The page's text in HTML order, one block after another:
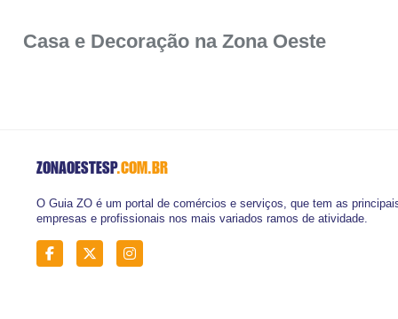
Casa e Decoração na Zona Oeste
ZONAOESTESP.COM.BR
O Guia ZO é um portal de comércios e serviços, que tem as
empresas e profissionais nos mais variados ramos de atividade.